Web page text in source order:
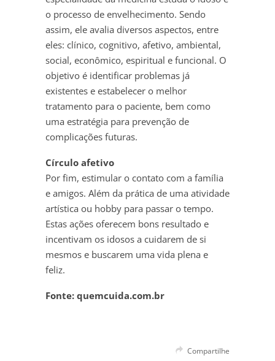
o processo de envelhecimento. Sendo
assim, ele avalia diversos aspectos, entre
eles: clínico, cognitivo, afetivo, ambiental,
social, econômico, espiritual e funcional. O
objetivo é identificar problemas já
existentes e estabelecer o melhor
tratamento para o paciente, bem como
uma estratégia para prevenção de
complicações futuras.
Círculo afetivo
Por fim, estimular o contato com a família
e amigos. Além da prática de uma atividade
artística ou hobby para passar o tempo.
Estas ações oferecem bons resultado e
incentivam os idosos a cuidarem de si
mesmos e buscarem uma vida plena e
feliz.
Fonte: quemcuida.com.br
Compartilhe